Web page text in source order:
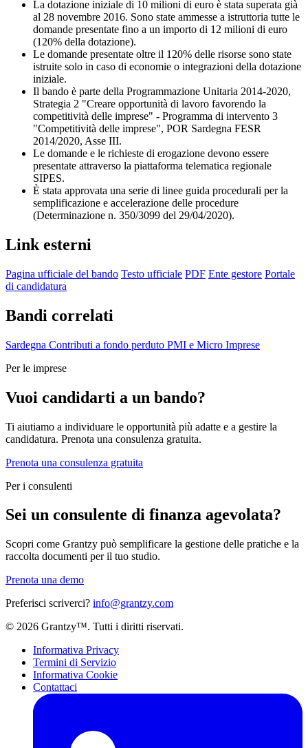
La dotazione iniziale di 10 milioni di euro è stata superata già
al 28 novembre 2016. Sono state ammesse a istruttoria tutte le
domande presentate fino a un importo di 12 milioni di euro
(120% della dotazione).
Le domande presentate oltre il 120% delle risorse sono state
istruite solo in caso di economie o integrazioni della dotazione
iniziale.
Il bando è parte della Programmazione Unitaria 2014-2020,
Strategia 2 "Creare opportunità di lavoro favorendo la
competitività delle imprese" - Programma di intervento 3
"Competitività delle imprese", POR Sardegna FESR
2014/2020, Asse III.
Le domande e le richieste di erogazione devono essere
presentate attraverso la piattaforma telematica regionale
SIPES.
È stata approvata una serie di linee guida procedurali per la
semplificazione e accelerazione delle procedure
(Determinazione n. 350/3099 del 29/04/2020).
Link esterni
Pagina ufficiale del bando Testo ufficiale PDF Ente gestore Portale
di candidatura
Bandi correlati
Sardegna Contributi a fondo perduto PMI e Micro Imprese
Per le imprese
Vuoi candidarti a un bando?
Ti aiutiamo a individuare le opportunità più adatte e a gestire la
candidatura. Prenota una consulenza gratuita.
Prenota una consulenza gratuita
Per i consulenti
Sei un consulente di finanza agevolata?
Scopri come Grantzy può semplificare la gestione delle pratiche e la
raccolta documenti per il tuo studio.
Prenota una demo
Preferisci scriverci? info@grantzy.com
© 2026 Grantzy™. Tutti i diritti riservati.
Informativa Privacy
Termini di Servizio
Informativa Cookie
Contattaci